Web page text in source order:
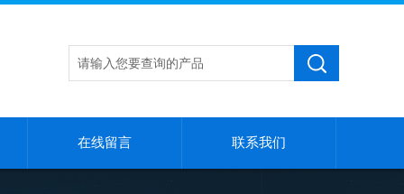
在线留言 联系我们